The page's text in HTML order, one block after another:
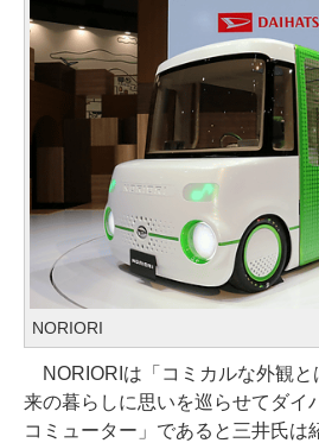
NORIORI
NORIORIは「コミカルな外観と
来の暮らしに思いを巡らせてダイ
コミューター」であると三井氏は